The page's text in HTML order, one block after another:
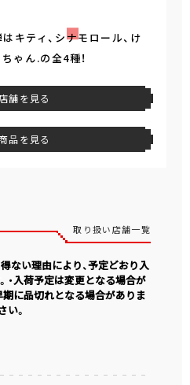
キティ、シナモロール、け
ゃん.の全4種！
舗を見る
品を見る
取り扱い店舗一覧
ない理由により、予定どおり入
・入荷予定は変更となる場合が
期に品切れとなる場合がありま
い。